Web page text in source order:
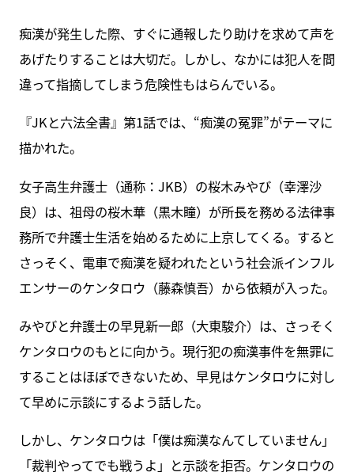
痴漢が発生した際、すぐに通報したり助けを求めて声を
あげたりすることは大切だ。しかし、なかには犯人を間
違って指摘してしまう危険性もはらんでいる。
『JKと六法全書』第1話では、“痴漢の冤罪”がテーマに
描かれた。
女子高生弁護士（通称：JKB）の桜木みやび（幸澤沙
良）は、祖母の桜木華（黒木瞳）が所長を務める法律事
務所で弁護士生活を始めるために上京してくる。すると
さっそく、電車で痴漢を疑われたという社会派インフル
エンサーのケンタロウ（藤森慎吾）から依頼が入った。
みやびと弁護士の早見新一郎（大東駿介）は、さっそく
ケンタロウのもとに向かう。現行犯の痴漢事件を無罪に
することはほぼできないため、早見はケンタロウに対し
て早めに示談にするよう話した。
しかし、ケンタロウは「僕は痴漢なんてしていません」
「裁判やってでも戦うよ」と示談を拒否。ケンタロウの